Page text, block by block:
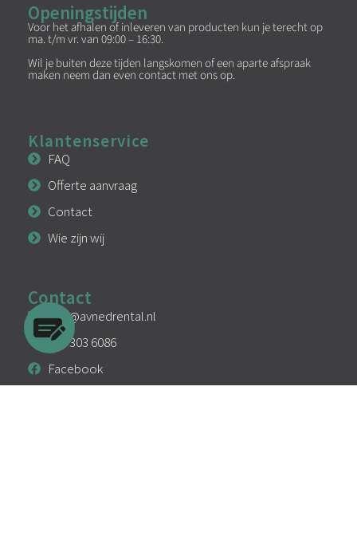
Openingstijden
Voor het afhalen of inleveren van producten kun je terecht op
ma. t/m vr. van 09:00 – 16:30.
Wil je buiten deze tijden langskomen of een aparte afspraak
maken neem dan even contact met ons op.
Klantenservice
FAQ
Offerte aanvraag
Contact
Wie zijn wij
Contact
info@avnedrental.nl
033 303 6086
Facebook